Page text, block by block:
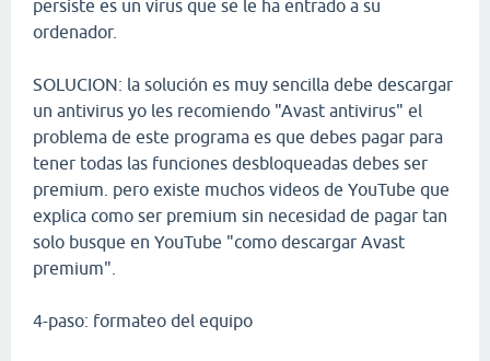
persiste es un virus que se le ha entrado a su
ordenador.
SOLUCION: la solución es muy sencilla debe descargar
un antivirus yo les recomiendo "Avast antivirus" el
problema de este programa es que debes pagar para
tener todas las funciones desbloqueadas debes ser
premium. pero existe muchos videos de YouTube que
explica como ser premium sin necesidad de pagar tan
solo busque en YouTube "como descargar Avast
premium".
4-paso: formateo del equipo